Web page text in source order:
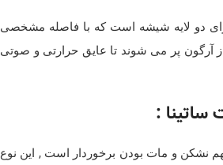
دو لایه شیشه است که با فاصله مشخصی
آرگون پر می شوند تا عایق حرارتی و صوتی
:
نشکن و مات بودن برخوردار است , این نوع